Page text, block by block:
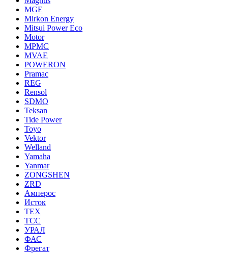
MGE
Mirkon Energy
Mitsui Power Eco
Motor
MPMC
MVAE
POWERON
Pramac
REG
Rensol
SDMO
Teksan
Tide Power
Toyo
Vektor
Welland
Yamaha
Yanmar
ZONGSHEN
ZRD
Амперос
Исток
ТЕХ
ТСС
УРАЛ
ФАС
Фрегат